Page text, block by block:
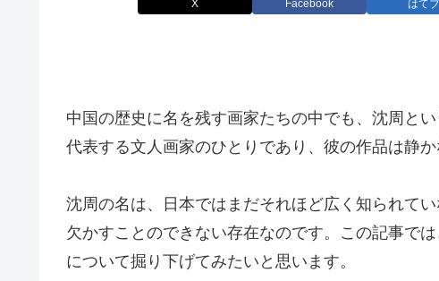
X Facebook はてブ
中国の歴史に名を残す画家たちの中でも、沈周と
代表する文人画家のひとりであり、彼の作品は静
沈周の名は、日本ではまだそれほど広く知られて
欠かすことのできない存在なのです。この記事で
について掘り下げてみたいと思います。